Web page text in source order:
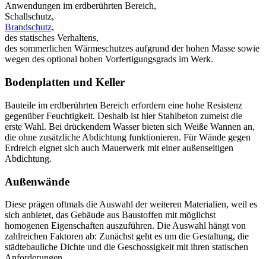
Anwendungen im erdberührten Bereich,
Schallschutz,
Brandschutz,
des statisches Verhaltens,
des sommerlichen Wärmeschutzes aufgrund der hohen Masse sowie
wegen des optional hohen Vorfertigungsgrads im Werk.
Bodenplatten und Keller
Bauteile im erdberührten Bereich erfordern eine hohe Resistenz
gegenüber Feuchtigkeit. Deshalb ist hier Stahlbeton zumeist die
erste Wahl. Bei drückendem Wasser bieten sich Weiße Wannen an,
die ohne zusätzliche Abdichtung funktionieren. Für Wände gegen
Erdreich eignet sich auch Mauerwerk mit einer außenseitigen
Abdichtung.
Außenwände
Diese prägen oftmals die Auswahl der weiteren Materialien, weil es
sich anbietet, das Gebäude aus Baustoffen mit möglichst
homogenen Eigenschaften auszuführen. Die Auswahl hängt von
zahlreichen Faktoren ab: Zunächst geht es um die Gestaltung, die
städtebauliche Dichte und die Geschossigkeit mit ihren statischen